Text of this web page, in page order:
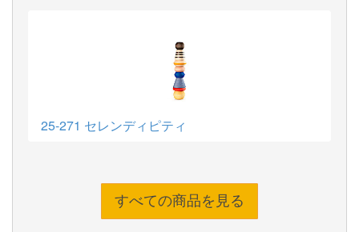
25-271 セレンディピティ
すべての商品を見る